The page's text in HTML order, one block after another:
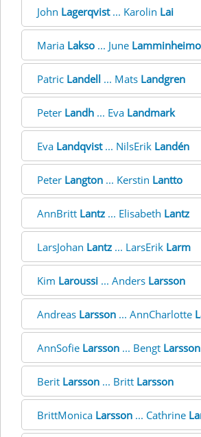
John Lagerqvist... Karolin Lai
Maria Lakso ... June Lamminheimo
Patric Landell ... Mats Landgren
Peter Landh ... Eva Landmark
Eva Landqvist... NilsErik Landén
Peter Langton ... Kerstin Lantto
AnnBritt Lantz ... Elisabeth Lantz
LarsJohan Lantz ... LarsErik Larm
Kim Laroussi ... Anders Larsson
Andreas Larsson ... AnnCharlotte
AnnSofie Larsson ... Bengt Larsson
Berit Larsson ... Britt Larsson
BrittMonica Larsson ... Cathrine